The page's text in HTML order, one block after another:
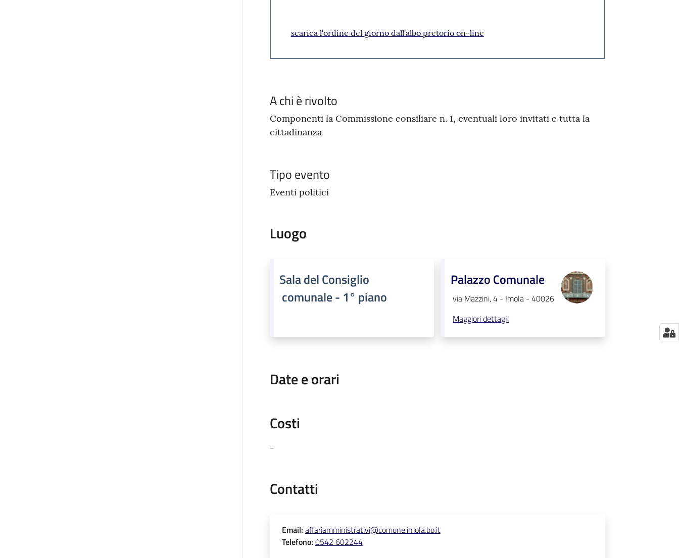
scarica l'ordine del giorno dall'albo pretorio on-line
A chi è rivolto
Componenti la Commissione consiliare n. 1, eventuali loro invitati e tutta la
cittadinanza
Tipo evento
Eventi politici
Luogo
Sala del Consiglio
comunale - 1° piano
Palazzo Comunale
via Mazzini, 4 - Imola - 40026
Maggiori dettagli
Date e orari
Costi
-
Contatti
Email: affariamministrativi@comune.imola.bo.it
Telefono: 0542 602244